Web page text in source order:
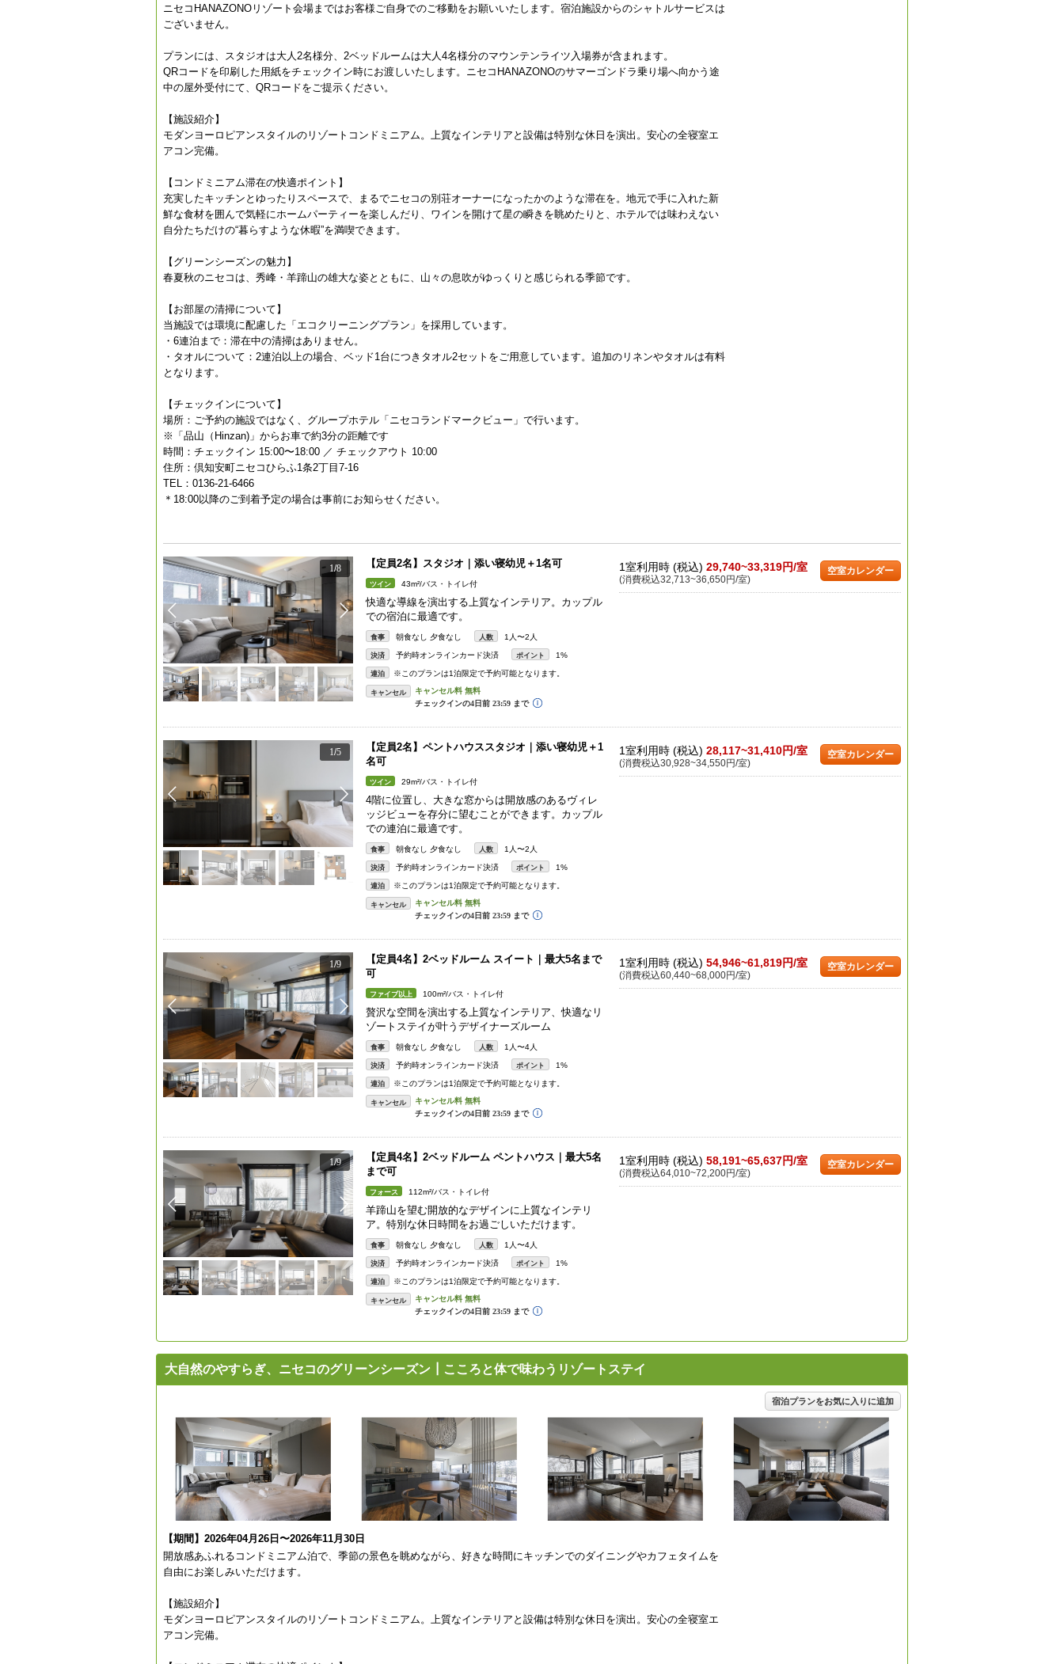
ニセコHANAZONOリゾート会場まではお客様ご自身でのご移動をお願いいたします。宿泊施設からのシャトルサービスは
ございません。
プランには、スタジオは大人2名様分、2ベッドルームは大人4名様分のマウンテンライツ入場券が含まれます。
QRコードを印刷した用紙をチェックイン時にお渡しいたします。ニセコHANAZONOのサマーゴンドラ乗り場へ向かう途
中の屋外受付にて、QRコードをご提示ください。
【施設紹介】
モダンヨーロピアンスタイルのリゾートコンドミニアム。上質なインテリアと設備は特別な休日を演出。安心の全寝室エ
アコン完備。
【コンドミニアム滞在の快適ポイント】
充実したキッチンとゆったりスペースで、まるでニセコの別荘オーナーになったかのような滞在を。地元で手に入れた新
鮮な食材を囲んで気軽にホームパーティーを楽しんだり、ワインを開けて星の瞬きを眺めたりと、ホテルでは味わえない
自分たちだけの“暮らすような休暇”を満喫できます。
【グリーンシーズンの魅力】
春夏秋のニセコは、秀峰・羊蹄山の雄大な姿とともに、山々の息吹がゆっくりと感じられる季節です。
【お部屋の清掃について】
当施設では環境に配慮した「エコクリーニングプラン」を採用しています。
・6連泊まで：滞在中の清掃はありません。
・タオルについて：2連泊以上の場合、ベッド1台につきタオル2セットをご用意しています。追加のリネンやタオルは有料
となります。
【チェックインについて】
場所：ご予約の施設ではなく、グループホテル「ニセコランドマークビュー」で行います。
※「品山（Hinzan)」からお車で約3分の距離です
時間：チェックイン 15:00〜18:00 ／ チェックアウト 10:00
住所：倶知安町ニセコひらふ1条2丁目7-16
TEL：0136-21-6466
＊18:00以降のご到着予定の場合は事前にお知らせください。
1/8 【定員2名】スタジオ｜添い寝幼児＋1名可
ツイン 43m²/バス・トイレ付
快適な導線を演出する上質なインテリア。カップル
での宿泊に最適です。
食事 朝食なし 夕食なし 人数 1人〜2人
決済 予約時オンラインカード決済 ポイント 1%
連泊 ※このプランは1泊限定で予約可能となります。
キャンセル
1室利用時 (税込) 29,740~33,319円/室
(消費税込32,713~36,650円/室)
空室カレンダー
1/5
【定員2名】ペントハウススタジオ｜添い寝幼児＋1
名可
ツイン 29m²/バス・トイレ付
4階に位置し、大きな窓からは開放感のあるヴィレ
ッジビューを存分に望むことができます。カップル
での連泊に最適です。
食事 朝食なし 夕食なし 人数 1人〜2人
決済 予約時オンラインカード決済 ポイント 1%
連泊 ※このプランは1泊限定で予約可能となります。
キャンセル
1室利用時 (税込) 28,117~31,410円/室
(消費税込30,928~34,550円/室)
空室カレンダー
1/9
【定員4名】2ベッドルーム スイート｜最大5名まで
可
ファイブ以上 100m²/バス・トイレ付
贅沢な空間を演出する上質なインテリア、快適なリ
ゾートステイが叶うデザイナーズルーム
食事 朝食なし 夕食なし 人数 1人〜4人
決済 予約時オンラインカード決済 ポイント 1%
連泊 ※このプランは1泊限定で予約可能となります。
キャンセル
1室利用時 (税込) 54,946~61,819円/室
(消費税込60,440~68,000円/室)
空室カレンダー
1/9
【定員4名】2ベッドルーム ペントハウス｜最大5名
まで可
フォース 112m²/バス・トイレ付
羊蹄山を望む開放的なデザインに上質なインテリ
ア。特別な休日時間をお過ごしいただけます。
食事 朝食なし 夕食なし 人数 1人〜4人
決済 予約時オンラインカード決済 ポイント 1%
連泊 ※このプランは1泊限定で予約可能となります。
キャンセル
1室利用時 (税込) 58,191~65,637円/室
(消費税込64,010~72,200円/室)
空室カレンダー
大自然のやすらぎ、ニセコのグリーンシーズン┃こころと体で味わうリゾートステイ
宿泊プランをお気に入りに追加
【期間】2026年04月26日〜2026年11月30日
開放感あふれるコンドミニアム泊で、季節の景色を眺めながら、好きな時間にキッチンでのダイニングやカフェタイムを
自由にお楽しみいただけます。
【施設紹介】
モダンヨーロピアンスタイルのリゾートコンドミニアム。上質なインテリアと設備は特別な休日を演出。安心の全寝室エ
アコン完備。